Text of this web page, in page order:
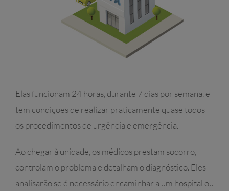
Elas funcionam 24 horas, durante 7 dias por semana, e
tem condições de realizar praticamente quase todos
os procedimentos de urgência e emergência.
Ao chegar à unidade, os médicos prestam socorro,
controlam o problema e detalham o diagnóstico. Eles
analisarão se é necessário encaminhar a um hospital ou